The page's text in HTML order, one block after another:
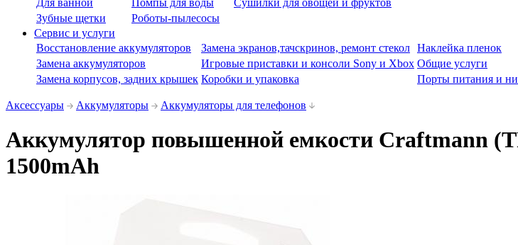
Для ванной
Помпы для воды
Сушилки для овощей и фруктов
Зубные щетки
Роботы-пылесосы
Сервис и услуги
Восстановление аккумуляторов
Замена экранов,тачскринов, ремонт стекол Наклейка пленок
Замена аккумуляторов
Игровые приставки и консоли Sony и Xbox Общие услуги
Замена корпусов, задних крышек Коробки и упаковка Порты питания и
Аксессуары Аккумуляторы Аккумуляторы для телефонов
Аккумулятор повышенной емкости Craftmann
1500mAh